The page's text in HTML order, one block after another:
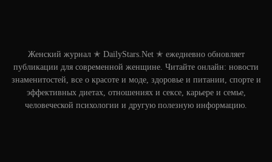
Женский журнал ✭ DailyStars.Net ✭ ежедневно обновляет
публикации для современной женщине. Читайте онлайн: новости
знаменитостей, все о красоте и моде, здоровье и питании, спорте и
эффективных диетах, отношениях и сексе, карьере и семье,
человеческой психологии и другую полезную информацию.